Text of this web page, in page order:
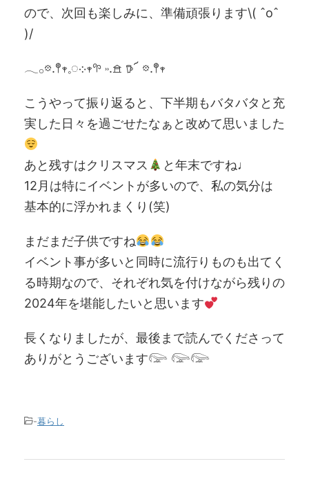
ので、次回も楽しみに、準備頑張ります\( ˆoˆ
)/
𓂃𓂂𖡼.𖤣𖥧𓈒◌܀𖥧𖧧 ˒˒.𖠿 𖠚՜ 𖡼.𖤣𖥧
こうやって振り返ると、下半期もバタバタと充
実した日々を過ごせたなぁと改めて思いました
あと残すはクリスマス
と年末ですね♩
12月は特にイベントが多いので、私の気分は
基本的に浮かれまくり(笑)
まだまだ子供ですね
イベント事が多いと同時に流行りものも出てく
る時期なので、それぞれ気を付けながら残りの
2024年を堪能したいと思います
長くなりましたが、最後まで読んでくださって
ありがとうございます𓅼 𓅼𓅼
-暮らし